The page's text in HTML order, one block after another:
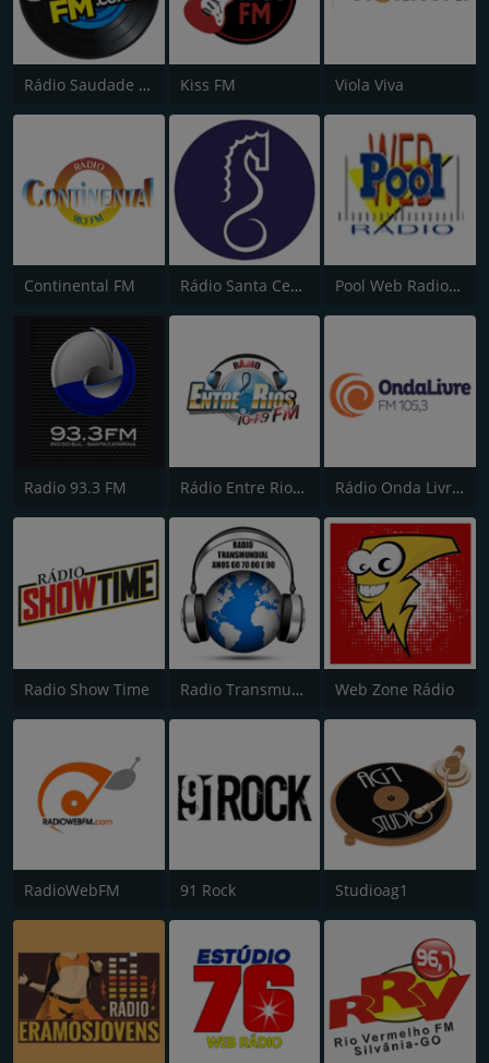
Rádio Saudade FM 100.7 Kiss FM Viola Viva
Continental FM Rádio Santa Cecília FM 107.7 Pool Web Radio "Energia no Ar"
Radio 93.3 FM Rádio Entre Rios FM 104.9 Rádio Onda Livre FM 105.3
Radio Show Time Radio Transmundial 60 70 80 e 90 Web Zone Rádio
RadioWebFM 91 Rock Studioag1